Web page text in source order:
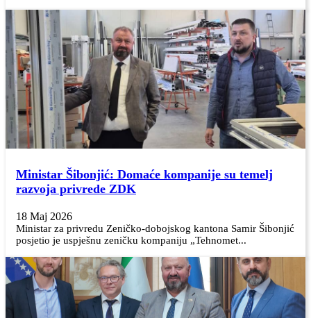
Ministar Šibonjić: Domaće kompanije su temelj
razvoja privrede ZDK
18 Maj 2026
Ministar za privredu Zeničko-dobojskog kantona Samir Šibonjić
posjetio je uspješnu zeničku kompaniju „Tehnomet...